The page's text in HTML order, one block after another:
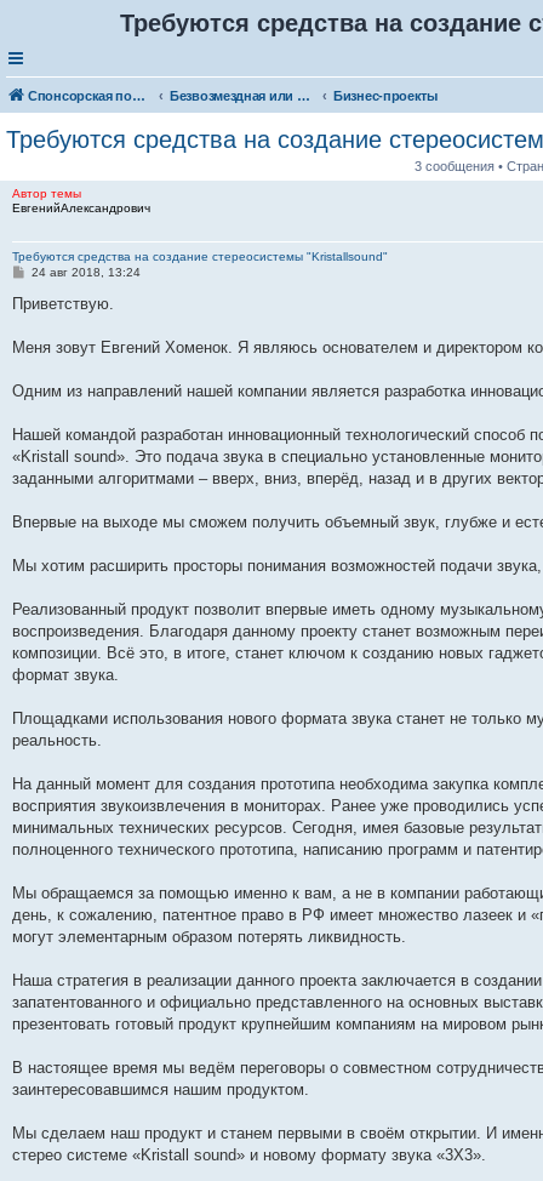
Требуются средства на
Спонсорская помощь. Разместите своё объявление в соответствующей рубрике Безвозмездная или условно-безвозмездная помощь Бизнес-проекты
Требуются средства на создание
3 сообщения •
Автор темы
ЕвгенийАлександрович
Требуются средства на создание стереосистемы "Kristallsound"
С
о
е
е
24 авг 2018, 13:24
Приветствую.
Меня зовут Евгений Хоменок. Я являюсь основателем и директором
Одним из направлений нашей компании является разработка
Нашей командой разработан инновационный технологический
«Kristall sound». Это подача звука в специально установленные
заданными алгоритмами – вверх, вниз, вперёд, назад и в других
Впервые на выходе мы сможем получить объемный звук, глубже и
Мы хотим расширить просторы понимания возможностей подачи
Реализованный продукт позволит впервые иметь одному
воспроизведения. Благодаря данному проекту станет возможным
композиции. Всё это, в итоге, станет ключом к созданию новых
формат звука.
Площадками использования нового формата звука станет не только
реальность.
На данный момент для создания прототипа необходима закупка
восприятия звукоизвлечения в мониторах. Ранее уже проводились
минимальных технических ресурсов. Сегодня, имея базовые
полноценного технического прототипа, написанию программ и
Мы обращаемся за помощью именно к вам, а не в компании
день, к сожалению, патентное право в РФ имеет множество лазеек и
могут элементарным образом потерять ликвидность.
Наша стратегия в реализации данного проекта заключается в
запатентованного и официально представленного на основных
презентовать готовый продукт крупнейшим компаниям на мировом
В настоящее время мы ведём переговоры о совместном
заинтересовавшимся нашим продуктом.
Мы сделаем наш продукт и станем первыми в своём открытии. И
стерео системе «Kristall sound» и новому формату звука «3X3».